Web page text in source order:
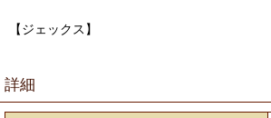
【ジェックス】
詳細